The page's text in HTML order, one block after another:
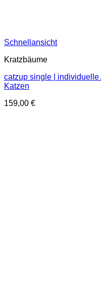
Schnellansicht
Kratzbäume
catzup single | individuelle
Katzen
159,00 €